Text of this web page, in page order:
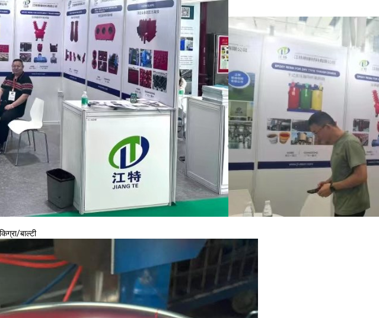
बाल्टी